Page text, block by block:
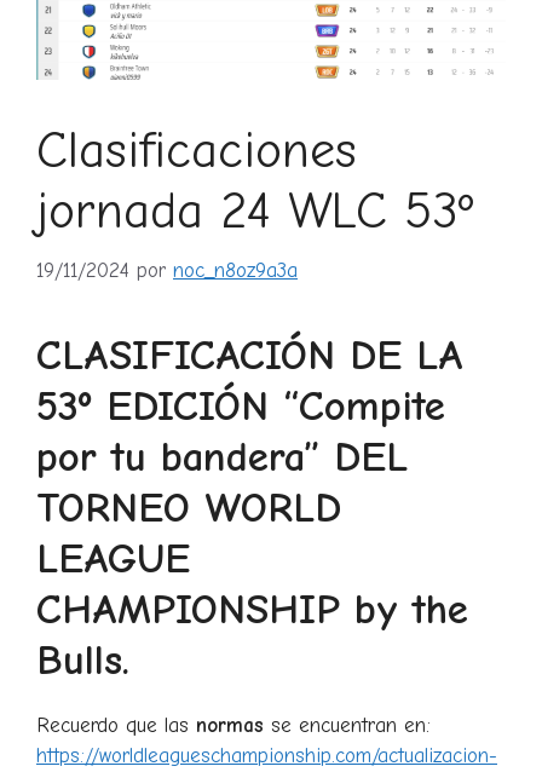
Clasificaciones
jornada 24 WLC 53º
19/11/2024 por noc_n8oz9a3a
CLASIFICACIÓN DE LA
53º EDICIÓN “Compite
por tu bandera” DEL
TORNEO WORLD
LEAGUE
CHAMPIONSHIP by the
Bulls.
Recuerdo que las normas se encuentran en:
https://worldleagueschampionship.com/actualizacion-